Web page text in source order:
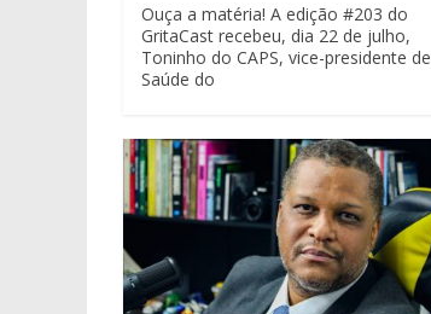
Ouça a matéria! A edição #203 do
GritaCast recebeu, dia 22 de julho,
Toninho do CAPS, vice-presidente de
Saúde do